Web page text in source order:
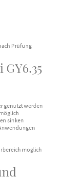
Prüfung
genutzt werden
sinken
möglich